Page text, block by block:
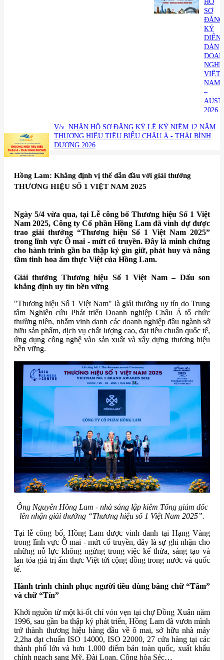
HỒ
SƠ
ĐĂNG
KÝ
DIỄN
DÀN
VIỆT
NAM
–
2026
V/v: NHẬN HỒ SƠ ĐĂNG KÝ LỄ KỶ NIỆM 12 NĂM
THƯƠNG HIỆU TIÊU BIỂU CHÂU Á - THÁI BÌNH
DƯƠNG 2026
​Hồng Lam: Khẳng định vị thế dẫn đầu với giải thưởng
THƯƠNG HIỆU SỐ 1 VIỆT NAM 2025
Ngày 5/4 vừa qua, tại Lễ công bố Thương hiệu Số 1 Việt
Nam 2025, Công ty Cổ phần Hồng Lam đã vinh dự được
trao giải thưởng “Thương hiệu Số 1 Việt Nam 2025”
trong lĩnh vực Ô mai - mứt cổ truyền. Đây là minh chứng
cho hành trình gần ba thập kỷ gìn giữ, phát huy và nâng
tầm tinh hoa ẩm thực Việt của Hồng Lam.
Giải thưởng Thương hiệu Số 1 Việt Nam – Dấu son
khẳng định uy tín bền vững
"Thương hiệu Số 1 Việt Nam" là giải thưởng uy tín do Trung
tâm Nghiên cứu Phát triển Doanh nghiệp Châu Á tổ chức
thường niên, nhằm vinh danh các doanh nghiệp đầu ngành sở
hữu sản phẩm, dịch vụ chất lượng cao, đạt tiêu chuẩn quốc tế,
ứng dụng công nghệ vào sản xuất và xây dựng thương hiệu
bền vững.
Ông Nguyễn Hồng Lam - nhà sáng lập kiêm Tổng giám đốc
lên nhận giải thưởng “Thương hiệu số 1 Việt Nam 2025”.
Tại lễ công bố, Hồng Lam được vinh danh tại Hạng Vàng
trong lĩnh vực Ô mai - mứt cổ truyền, đây là sự ghi nhận cho
những nỗ lực không ngừng trong việc kế thừa, sáng tạo và
lan tỏa giá trị ẩm thực Việt tới cộng đồng trong nước và quốc
tế.
Hành trình chinh phục người tiêu dùng bằng chữ “Tâm”
và chữ “Tín”
Khởi nguồn từ một ki-ốt chỉ vỏn vẹn tại chợ Đồng Xuân năm
1996, sau gần ba thập kỷ phát triển, Hồng Lam đã vươn mình
trở thành thương hiệu hàng đầu về ô mai, sở hữu nhà máy
2,2ha đạt chuẩn ISO 14000, ISO 22000, 27 cửa hàng tại các
thành phố lớn và hơn 1.000 điểm bán toàn quốc, xuất khẩu
chính ngạch sang Mỹ, Đài Loan, Cộng hòa Séc…